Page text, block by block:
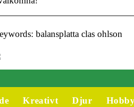
balansplatta clas ohlson
Kreativt Djur